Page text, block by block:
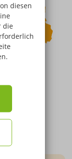
diesen
die